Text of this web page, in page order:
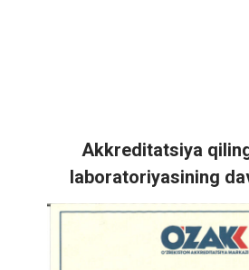
Akkreditatsiya
laboratoriyasining